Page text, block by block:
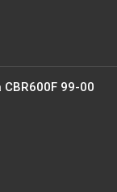
99-00